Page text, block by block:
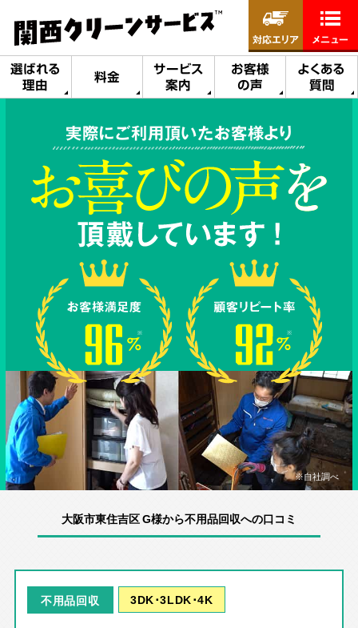
選ばれる
理由
料金
サービス
案内
お客様
の声
よくある
質問
対応エリア メニュー
実際にご利用頂いたお客様より
※自社調べ
大阪市東住吉区 G様から不用品回収への口コミ
不用品回収 3DK･3LDK･4K